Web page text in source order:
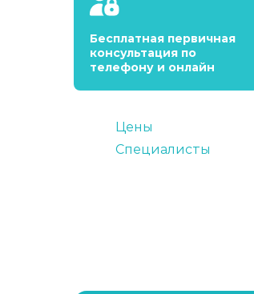
Бесплатная первичная
консультация по
телефону и онлайн
Цены
Специалисты